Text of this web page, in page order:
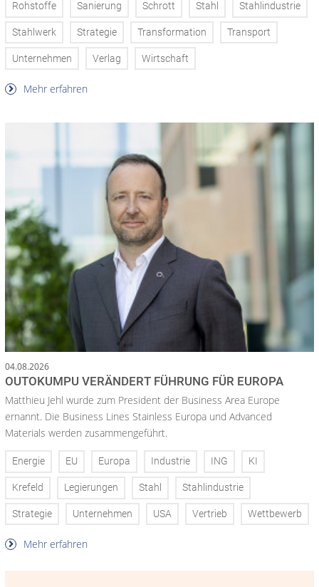
Rohstoffe Sanierung Schrott Stahl Stahlindustrie
Stahlwerk Strategie Transformation Transport
Unternehmen Verlag Wirtschaft
Mehr erfahren
04.08.2026
OUTOKUMPU VERÄNDERT FÜHRUNG FÜR EUROPA
Matthieu Jehl wurde zum President der Business Area Europe
ernannt. Die Business Lines Stainless Europa und Advanced
Materials werden zusammengeführt.
Energie EU Europa Industrie ING KI
Krefeld Legierungen Stahl Stahlindustrie
Strategie Unternehmen USA Vertrieb Wettbewerb
Mehr erfahren